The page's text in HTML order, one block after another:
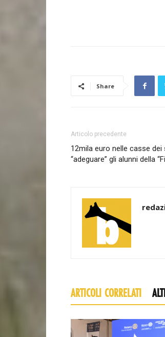
Share
Articolo precedente
12mila euro nelle casse
“adeguare” gli alunni della
ARTICOLI CORRELATI